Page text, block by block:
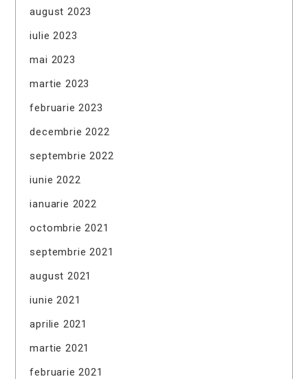
august 2023
iulie 2023
mai 2023
martie 2023
februarie 2023
decembrie 2022
septembrie 2022
iunie 2022
ianuarie 2022
octombrie 2021
septembrie 2021
august 2021
iunie 2021
aprilie 2021
martie 2021
februarie 2021